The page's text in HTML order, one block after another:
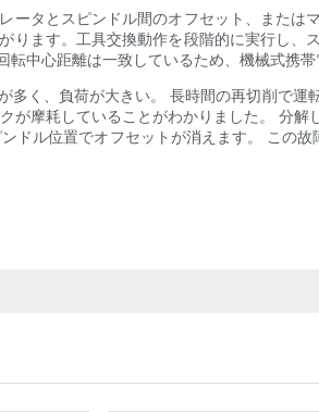
タとスピンドル間のオフセット、また
ます。工具交換動作を段階的に実行し
中心距離は一致しているため、機械式携
く、負荷が大きい。 長時間の再切削で
摩耗していることがわかりました。 分
ル位置でオフセットが消えます。 この